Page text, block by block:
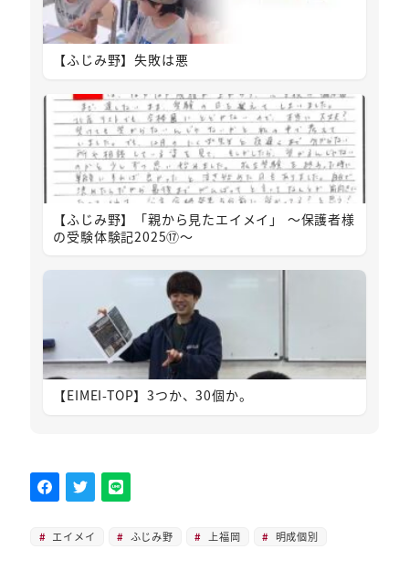
【ふじみ野】失敗は悪
【ふじみ野】「親から見たエイメイ」 ～保護者様
の受験体験記2025⑰～
【EIMEI-TOP】3つか、30個か。
エイメイ ふじみ野 上福岡 明成個別